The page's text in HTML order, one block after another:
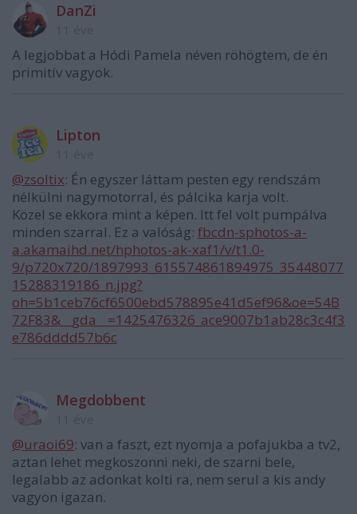
DanZi
A legjobbat a Hódi Pamela néven röhögtem, de én
primitív vagyok.
Lipton
@zsoltix: Én egyszer láttam pesten egy rendszám
nélkülni nagymotorral, és pálcika karja volt.
Közel se ekkora mint a képen. Itt fel volt pumpálva
minden szarral. Ez a valóság: fbcdn-sphotos-a-
a.akamaihd.net/hphotos-ak-xaf1/v/t1.0-
9/p720x720/1897993_615574861894975_35448077
15288319186_n.jpg?
oh=5b1ceb76cf6500ebd578895e41d5ef96&oe=54B
72F83&__gda__=1425476326_ace9007b1ab28c3c4f3
e786dddd57b6c
Megdobbent
@uraoi69: van a faszt, ezt nyomja a pofajukba a tv2,
aztan lehet megkoszonni neki, de szarni bele,
legalabb az adonkat kolti ra, nem serul a kis andy
vagyon igazan.